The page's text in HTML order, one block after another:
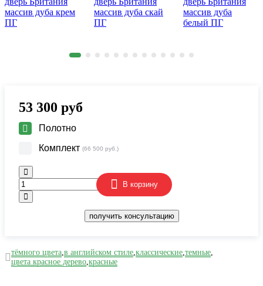
53 300 руб
Полотно
Комплект (66 500 руб.)
В корзину
получить консультацию
тёмного цвета,в английском стиле,классические,темные,
цвета красное дерево,красные